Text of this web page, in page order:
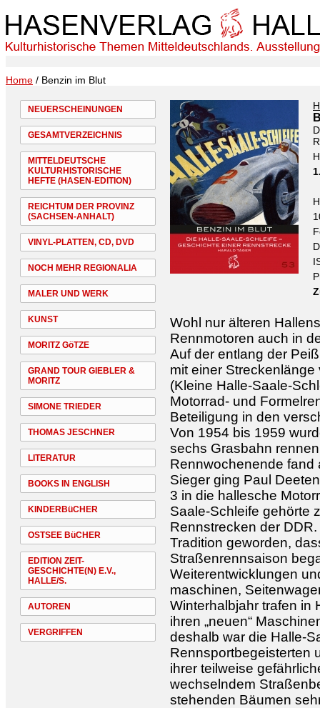
Home / Benzin im Blut
NEUERSCHEINUNGEN
GESAMTVERZEICHNIS
MITTELDEUTSCHE
KULTURHISTORISCHE
HEFTE (HASEN-EDITION)
REICHTUM DER PROVINZ
(SACHSEN-ANHALT)
VINYL-PLATTEN, CD, DVD
NOCH MEHR REGIONALIA
MALER UND WERK
KUNST
MORITZ GöTZE
GRAND TOUR GIEBLER &
MORITZ
SIMONE TRIEDER
THOMAS JESCHNER
LITERATUR
BOOKS IN ENGLISH
KINDERBüCHER
OSTSEE BüCHER
EDITION ZEIT-
GESCHICHTE(N) E.V.,
HALLE/S.
AUTOREN
VERGRIFFEN
Wohl nur älteren
Rennmotoren auch in
Auf der entlang der
mit einer
(Kleine Halle-Saale-
Motorrad- und
Beteiligung in den
Von 1954 bis 1959
sechs Grasbahn
Rennwochenende fand
Sieger ging Paul
3 in die hallesche
Saale-Schleife gehörte
Rennstrecken der
Tradition geworden,
Straßenrennsaison
Weiterentwicklungen
maschinen,
Winterhalbjahr trafen in
ihren „neuen“
deshalb war die Halle-
Rennsportbegeisterten
ihrer teilweise
wechselndem
stehenden Bäumen